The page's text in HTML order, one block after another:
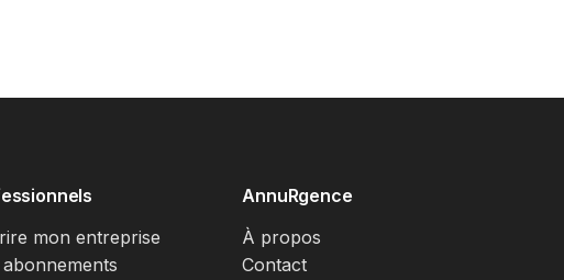
mon entreprise
AnnuRgence
À propos
Contact